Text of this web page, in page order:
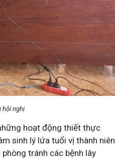
hội nghị
hoạt động thiết thực
sinh lý lứa tuổi vị thành niên
tránh các bệnh lây